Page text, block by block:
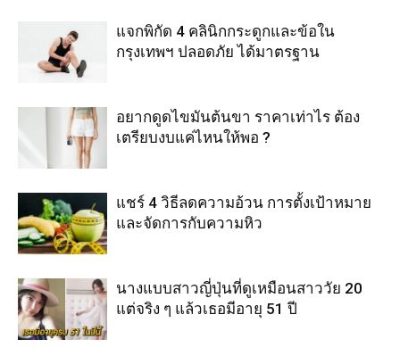
แจกพิกัด 4 คลินิกกระดูกและข้อใน
กรุงเทพฯ ปลอดภัย ได้มาตรฐาน
อยากดูดไขมันต้นขา ราคาเท่าไร ต้อง
เตรียบงบแค่ไหนให้พอ ?
แชร์ 4 วิธีลดความอ้วน การตั้งเป้าหมาย
และจัดการกับความหิว
นางแบบสาวญี่ปุ่นที่ดูเหมือนสาววัย 20
แต่จริง ๆ แล้วเธอมีอายุ 51 ปี